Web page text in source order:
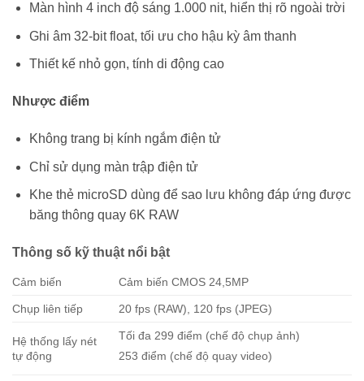
Màn hình 4 inch độ sáng 1.000 nit, hiển thị rõ ngoài trời
Ghi âm 32-bit float, tối ưu cho hậu kỳ âm thanh
Thiết kế nhỏ gọn, tính di động cao
Nhược điểm
Không trang bị kính ngắm điện tử
Chỉ sử dụng màn trập điện tử
Khe thẻ microSD dùng để sao lưu không đáp ứng được
băng thông quay 6K RAW
Thông số kỹ thuật nổi bật
Cảm biến Cảm biến CMOS 24,5MP
Chụp liên tiếp 20 fps (RAW), 120 fps (JPEG)
Hệ thống lấy nét
tự động
Tối đa 299 điểm (chế độ chụp ảnh)
253 điểm (chế độ quay video)